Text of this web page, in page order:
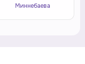
Миннебаева